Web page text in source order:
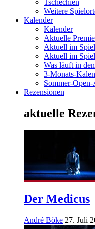
Tschechien
Weitere
Kalender
Kalender
Aktuelle
Aktuell im
Aktuell im
Was läuft in
3-Monats-
Sommer-
Rezensionen
aktuelle
Der Medicus
André Böke 27. Juli